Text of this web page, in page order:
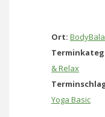
Ort:
& Relax
Yoga Basic